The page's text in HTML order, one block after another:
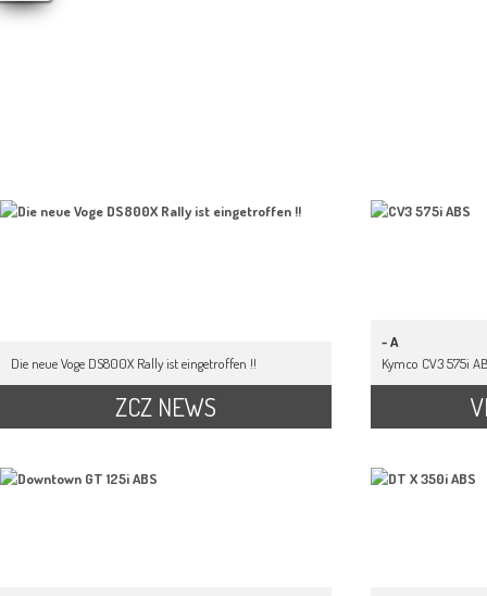
Die neue Voge DS800X Rally ist eingetroffen !!
ZCZ NEWS
- A
Kymco CV3 575i